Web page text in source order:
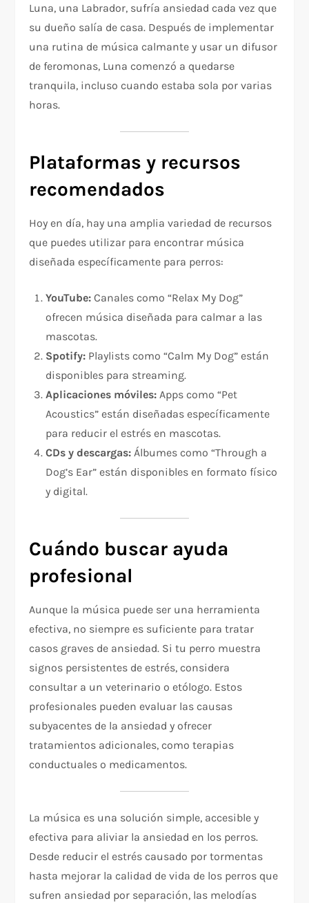
Luna, una Labrador, sufría ansiedad cada vez que
su dueño salía de casa. Después de implementar
una rutina de música calmante y usar un difusor
de feromonas, Luna comenzó a quedarse
tranquila, incluso cuando estaba sola por varias
horas.
Plataformas y recursos
recomendados
Hoy en día, hay una amplia variedad de recursos
que puedes utilizar para encontrar música
diseñada específicamente para perros:
YouTube: Canales como “Relax My Dog”
ofrecen música diseñada para calmar a las
mascotas.
Spotify: Playlists como “Calm My Dog” están
disponibles para streaming.
Aplicaciones móviles: Apps como “Pet
Acoustics” están diseñadas específicamente
para reducir el estrés en mascotas.
CDs y descargas: Álbumes como “Through a
Dog’s Ear” están disponibles en formato físico
y digital.
Cuándo buscar ayuda
profesional
Aunque la música puede ser una herramienta
efectiva, no siempre es suficiente para tratar
casos graves de ansiedad. Si tu perro muestra
signos persistentes de estrés, considera
consultar a un veterinario o etólogo. Estos
profesionales pueden evaluar las causas
subyacentes de la ansiedad y ofrecer
tratamientos adicionales, como terapias
conductuales o medicamentos.
La música es una solución simple, accesible y
efectiva para aliviar la ansiedad en los perros.
Desde reducir el estrés causado por tormentas
hasta mejorar la calidad de vida de los perros que
sufren ansiedad por separación, las melodías